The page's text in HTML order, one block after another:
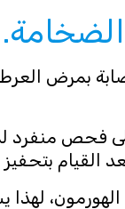
الضخامة.
فحص منفرد
بتحفيز